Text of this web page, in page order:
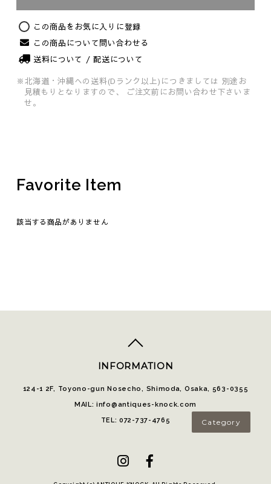
Category
この商品をお気に入りに登録
この商品について問い合わせる
送料について / 配送について
※北海道・沖縄への送料(Dランク以上)につきましては 別途お
見積もりとなりますので、
ご注文前にお問い合わせ下さいま
せ。
Favorite Item
該当する商品がありません
top
INFORMATION
124-1 2F, Toyono-gun Nosecho, Shimoda, Osaka, 563-0355
MAIL: info@antiques-knock.com
TEL: 072-737-4765